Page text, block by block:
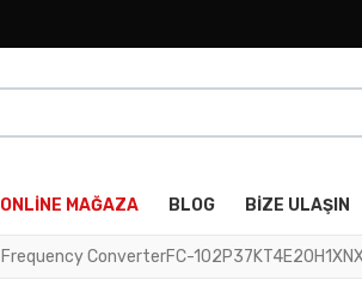
ONLINE MAĞAZA BLOG BIZE ULAŞIN